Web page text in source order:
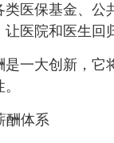
医保基金、
医院和医生回
大创新，它
体系